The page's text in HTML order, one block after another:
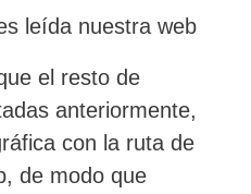
leída nuestra web
el resto de
anteriormente,
con la ruta de
de modo que